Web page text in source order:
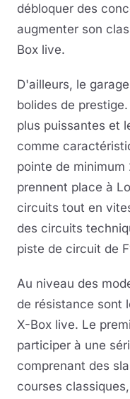
débloquer des
augmenter son
Box live.
D'ailleurs, le
bolides de
plus puissantes et
comme
pointe de
prennent place à
circuits tout en
des circuits
piste de circuit de
Au niveau des
de résistance sont
X-Box live. Le
participer à une
comprenant des
courses